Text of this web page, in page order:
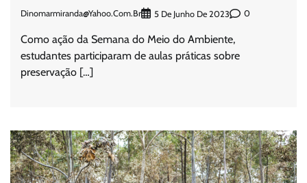
Dinomarmiranda@yahoo.com.br 5 De Junho De 2023 0
Como ação da Semana do Meio do Ambiente,
estudantes participaram de aulas práticas sobre
preservação […]